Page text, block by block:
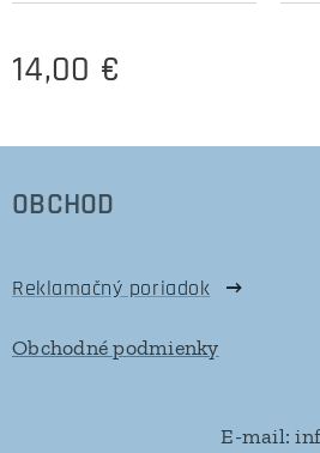
14,00 €
OBCHOD
Reklamačný poriadok
Obchodné podmienky
E-mail: